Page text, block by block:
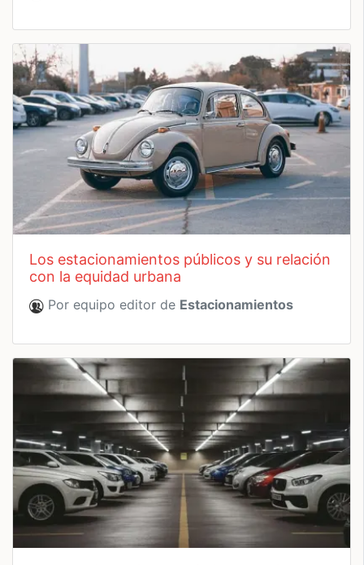
los estacionamientos públicos y su relación
con la equidad urbana
Por equipo editor de Estacionamientos